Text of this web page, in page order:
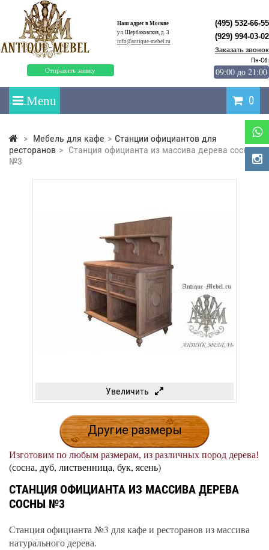
Наш адрес в Москве
ул. Щербаковская, д. 3
info@antique-mebel.ru
Отправить заявку
(495) 532-66-55
(929) 994-03-02
Заказать звонок
Пн-Сб:
09:00 до 21:00
0
> Мебель для кафе > Станции официантов для
ресторанов > Станция официанта из массива дерева сосны
№3
Увеличить
Другие размеры
Изготовим по любым размерам, из различных пород дерева!
(сосна, дуб, лиственница, бук, ясень)
СТАНЦИЯ ОФИЦИАНТА ИЗ МАССИВА ДЕРЕВА
СОСНЫ №3
Станция официанта №3 для кафе и ресторанов из массива
натурального дерева.